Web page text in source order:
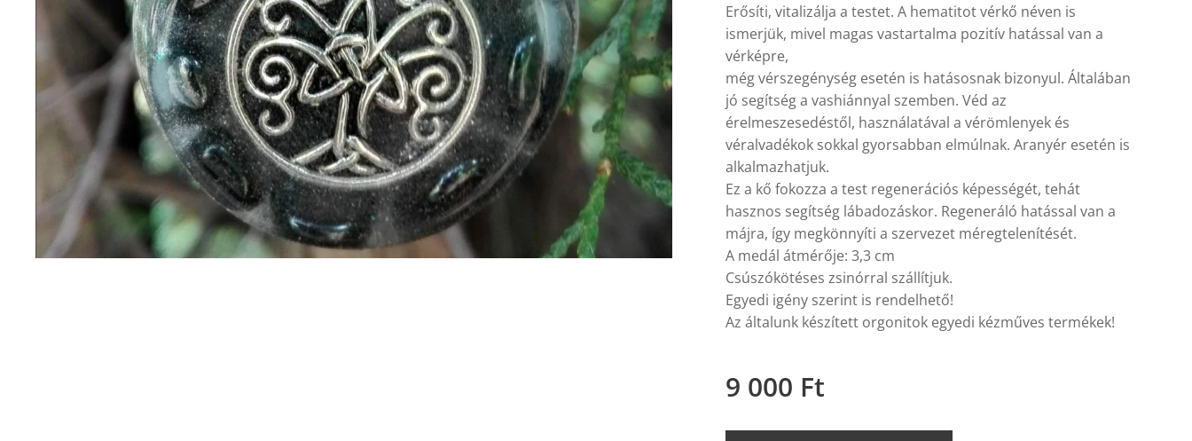
Erősíti, vitalizálja a testet. A hematitot vérkő néven is
ismerjük, mivel magas vastartalma pozitív hatással van a
vérképre,
még vérszegénység esetén is hatásosnak bizonyul. Általában
jó segítség a vashiánnyal szemben. Véd az
érelmeszesedéstől, használatával a vérömlenyek és
véralvadékok sokkal gyorsabban elmúlnak. Aranyér esetén is
alkalmazhatjuk.
Ez a kő fokozza a test regenerációs képességét, tehát
hasznos segítség lábadozáskor. Regeneráló hatással van a
májra, így megkönnyíti a szervezet méregtelenítését.
A medál átmérője: 3,3 cm
Csúszókötéses zsinórral szállítjuk.
Egyedi igény szerint is rendelhető!
Az általunk készített orgonitok egyedi kézműves termékek!
9 000 Ft